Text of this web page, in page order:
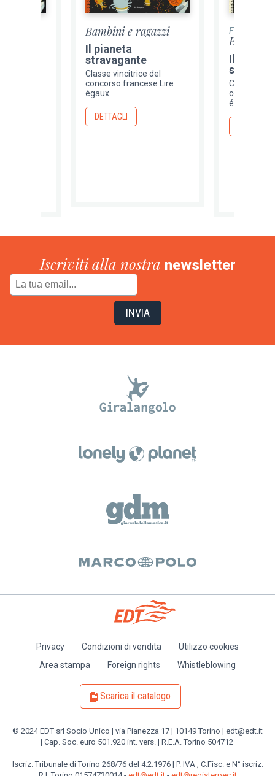
Bambini e ragazzi
Il pianeta
stravagante
Classe vincitrice del
concorso francese Lire
égaux
DETTAGLI
Fuori
Bambini
Il
Classe
concorso
égaux
Iscriviti alla nostra newsletter
Privacy Condizioni di vendita
Utilizzo cookies
Area stampa
Foreign rights Whistleblowing
Scarica il catalogo
© 2024 EDT srl Socio Unico | via Pianezza 17 | 10149 Torino | edt@edt.it
| Cap. Soc. euro 501.920 int. vers. | R.E.A. Torino 504712
Iscriz. Tribunale di Torino 268/76 del 4.2.1976 | P. IVA , C.Fisc. e N° iscriz.